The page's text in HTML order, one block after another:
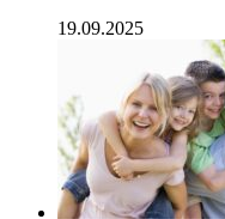
19.09.2025